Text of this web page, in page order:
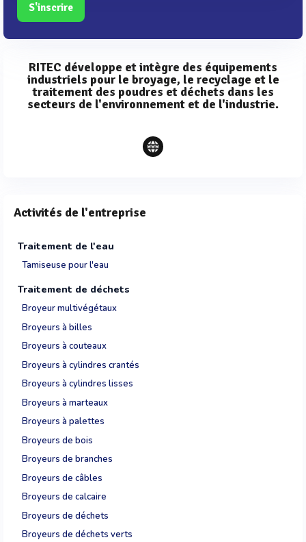
S'inscrire
RITEC développe et intègre des équipements
industriels pour le broyage, le recyclage et le
traitement des poudres et déchets dans les
secteurs de l'environnement et de l'industrie.
Activités de l'entreprise
Traitement de l'eau
Tamiseuse pour l'eau
Traitement de déchets
Broyeur multivégétaux
Broyeurs à billes
Broyeurs à couteaux
Broyeurs à cylindres crantés
Broyeurs à cylindres lisses
Broyeurs à marteaux
Broyeurs à palettes
Broyeurs de bois
Broyeurs de branches
Broyeurs de câbles
Broyeurs de calcaire
Broyeurs de déchets
Broyeurs de déchets verts